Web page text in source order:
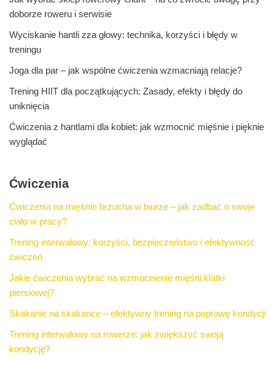
doborze roweru i serwisie
Wyciskanie hantli zza głowy: technika, korzyści i błędy w
treningu
Joga dla par – jak wspólne ćwiczenia wzmacniają relacje?
Trening HIIT dla początkujących: Zasady, efekty i błędy do
uniknięcia
Ćwiczenia z hantlami dla kobiet: jak wzmocnić mięśnie i pięknie
wyglądać
Ćwiczenia
Ćwiczenia na mięśnie brzucha w biurze – jak zadbać o swoje
ciało w pracy?
Trening interwałowy: korzyści, bezpieczeństwo i efektywność
ćwiczeń
Jakie ćwiczenia wybrać na wzmocnienie mięśni klatki
piersiowej?
Skakanie na skakance – efektywny trening na poprawę kondycji
Trening interwałowy na rowerze: jak zwiększyć swoją
kondycję?